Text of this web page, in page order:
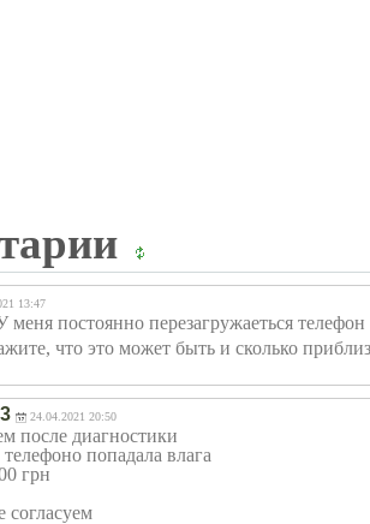
13:47
постоянно перезагружаеться
что это может быть и сколько
24.04.2021 20:50
после диагностики
попадала влага
грн
согласуем